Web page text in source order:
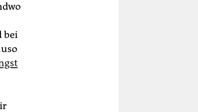
bei